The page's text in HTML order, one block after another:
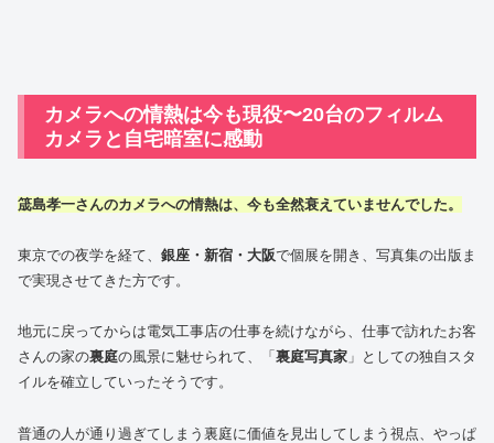
カメラへの情熱は今も現役〜20台のフィルム
カメラと自宅暗室に感動
筬島孝一さんのカメラへの情熱は、今も全然衰えていませんでした。
東京での夜学を経て、 銀座・新宿・大阪で個展を開き、写真集の出版ま
で実現させてきた方です。
地元に戻ってからは電気工事店の仕事を続けながら、仕事で訪れたお客
さんの家の裏庭の風景に魅せられて、「 裏庭写真家 」としての独自スタ
イルを確立していったそうです。
普通の人が通り過ぎてしまう裏庭に価値を見出してしまう視点、やっぱ